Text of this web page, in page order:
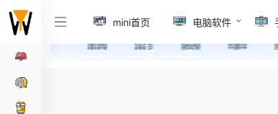
mini首页 电脑软件